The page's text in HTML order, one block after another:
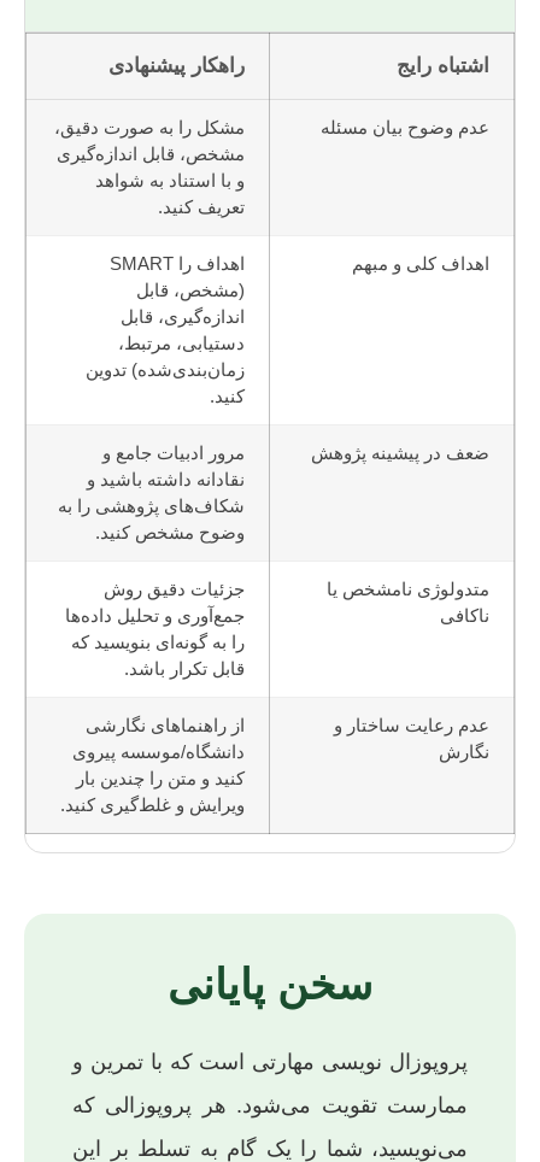
اشتباه رایج راهکار پیشنهادی
عدم وضوح بیان مسئله
مشکل را به صورت دقیق،
مشخص، قابل اندازه‌گیری
و با استناد به شواهد
تعریف کنید.
اهداف کلی و مبهم
اهداف را SMART
(مشخص، قابل
اندازه‌گیری، قابل
دستیابی، مرتبط،
زمان‌بندی‌شده) تدوین
کنید.
ضعف در پیشینه پژوهش
مرور ادبیات جامع و
نقادانه داشته باشید و
شکاف‌های پژوهشی را به
وضوح مشخص کنید.
متدولوژی نامشخص یا
ناکافی
جزئیات دقیق روش
جمع‌آوری و تحلیل داده‌ها
را به گونه‌ای بنویسید که
قابل تکرار باشد.
عدم رعایت ساختار و
نگارش
از راهنماهای نگارشی
دانشگاه/موسسه پیروی
کنید و متن را چندین بار
ویرایش و غلط‌گیری کنید.
سخن پایانی
پروپوزال نویسی مهارتی است که با تمرین و
ممارست تقویت می‌شود. هر پروپوزالی که
می‌نویسید، شما را یک گام به تسلط بر این